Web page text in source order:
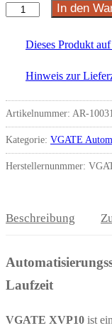
In den
Dieses Produkt
Hinweis zur
Artikelnummer: AR-
Kategorie: VGATE
Herstellernunmmer:
Beschreibung
Laufzeit
VGATE XVP10 ist